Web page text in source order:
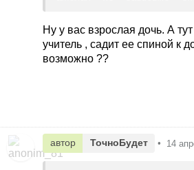
компании, по карьере и
местными, ценят знания и
Ну у вас взрослая дочь. А
учитель , садит ее спиной к
возможно ??
автор ТочноБудет • 14